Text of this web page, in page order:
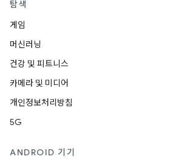
탐색
게임
머신러닝
건강 및 피트니스
카메라 및 미디어
개인정보처리방침
5G
ANDROID 기기